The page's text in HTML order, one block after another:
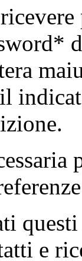
e